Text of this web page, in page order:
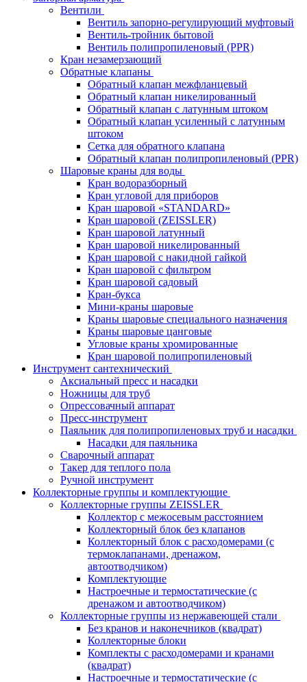
Вентили
Вентиль запорно-регулирующий муфтовый
Вентиль-тройник бытовой
Вентиль полипропиленовый (PPR)
Кран незамерзающий
Обратные клапаны
Обратный клапан межфланцевый
Обратный клапан никелированный
Обратный клапан с латунным штоком
Обратный клапан усиленный с латунным
штоком
Сетка для обратного клапана
Обратный клапан полипропиленовый (PPR)
Шаровые краны для воды
Кран водоразборный
Кран угловой для приборов
Кран шаровой «STANDARD»
Кран шаровой (ZEISSLER)
Кран шаровой латунный
Кран шаровой никелированный
Кран шаровой с накидной гайкой
Кран шаровой с фильтром
Кран шаровой садовый
Кран-букса
Мини-краны шаровые
Краны шаровые специального назначения
Краны шаровые цанговые
Угловые краны хромированные
Кран шаровой полипропиленовый
Инструмент сантехнический
Аксиальный пресс и насадки
Ножницы для труб
Опрессовачный аппарат
Пресс-инструмент
Паяльник для полипропиленовых труб и насадки
Насадки для паяльника
Сварочный аппарат
Такер для теплого пола
Ручной инструмент
Коллекторные группы и комплектующие
Коллекторные группы ZEISSLER
Коллектор с межосевым расстоянием
Коллекторный блок без клапанов
Коллекторный блок с расходомерами (с
термоклапанами, дренажом,
автоотводчиком)
Комплектующие
Настроечные и термостатические (с
дренажом и автоотводчиком)
Коллекторные группы из нержавеющей стали
Без кранов и наконечников (квадрат)
Коллекторные блоки
Комплекты с расходомерами и кранами
(квадрат)
Настроечные и термостатические (с